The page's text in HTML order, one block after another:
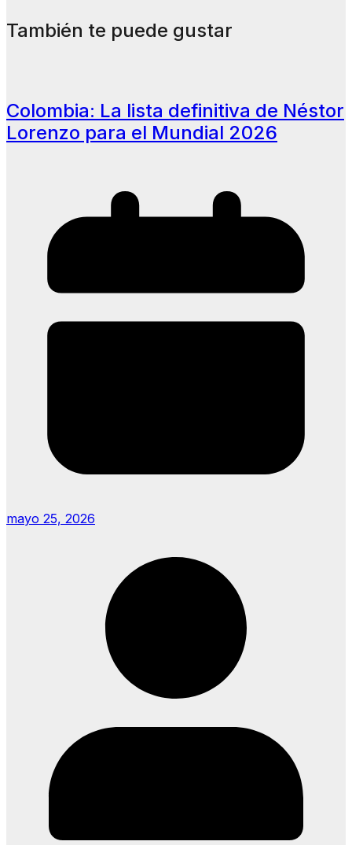
También te puede gustar
Colombia: La lista definitiva de Néstor
Lorenzo para el Mundial 2026
mayo 25, 2026